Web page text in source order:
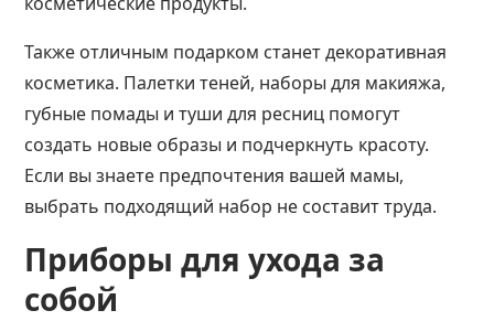
Также отличным подарком станет декоративная
косметика. Палетки теней, наборы для макияжа,
губные помады и туши для ресниц помогут
создать новые образы и подчеркнуть красоту.
Если вы знаете предпочтения вашей мамы,
выбрать подходящий набор не составит труда.
Приборы для ухода за
собой